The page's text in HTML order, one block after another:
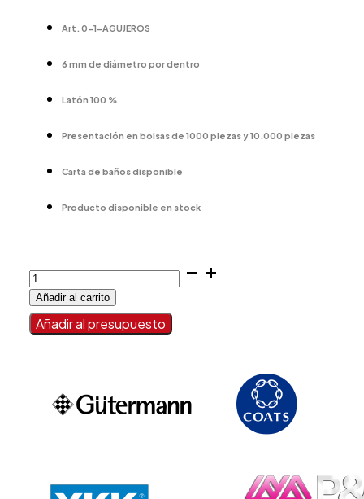
Art. 0-1-AGUJEROS
6 mm de diámetro por dentro
Latón 100 %
Presentación en bolsas de 1000 piezas y 10.000 piezas
Carta de baños disponible
Producto disponible en stock
0-
1-
AGUJEROS
cantidad
Añadir al carrito
Añadir al presupuesto